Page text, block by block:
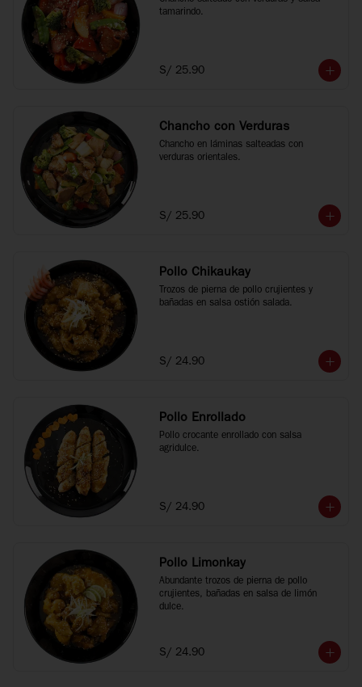
tamarindo.
S/ 25.90
Chancho con Verduras
Chancho en láminas salteadas con
verduras orientales.
S/ 25.90
Pollo Chikaukay
Trozos de pierna de pollo crujientes y
bañadas en salsa ostión salada.
S/ 24.90
Pollo Enrollado
Pollo crocante enrollado con salsa
agridulce.
S/ 24.90
Pollo Limonkay
Abundante trozos de pierna de pollo
crujientes, bañadas en salsa de limón
dulce.
S/ 24.90